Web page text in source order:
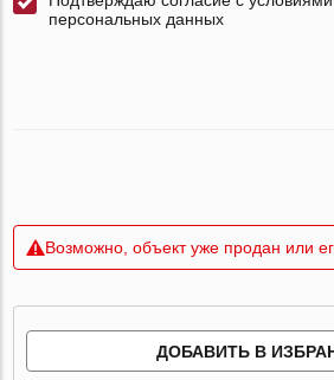
персональных данных
Возможно, объект уже продан или
ДОБАВИТЬ В